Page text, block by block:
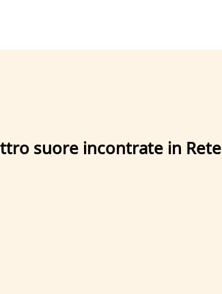
suore incontrate in Rete